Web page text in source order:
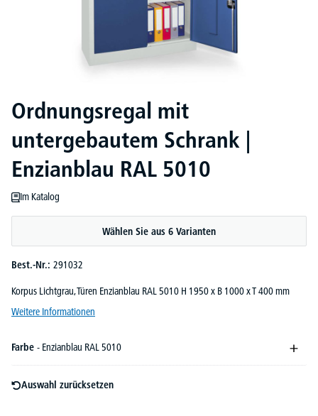
Ordnungsregal mit
untergebautem Schrank |
Enzianblau RAL 5010
Im Katalog
Wählen Sie aus 6 Varianten
Best.-Nr.: 291032
Korpus Lichtgrau, Türen Enzianblau RAL 5010 H 1950 x B 1000 x T 400 mm
Weitere Informationen
Farbe - Enzianblau RAL 5010
Auswahl zurücksetzen